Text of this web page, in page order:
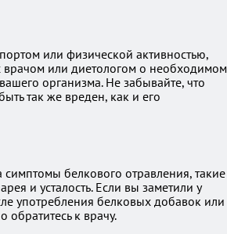
или физической активностью,
врачом или диетологом о необходимом
организма. Не забывайте, что
так же вреден, как и его
белкового отравления, такие
и усталость. Если вы заметили у
употребления белковых добавок или
обратитесь к врачу.